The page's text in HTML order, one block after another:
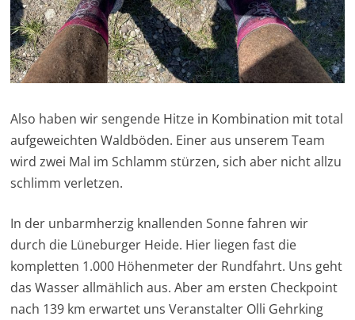
Also haben wir sengende Hitze in Kombination mit total
aufgeweichten Waldböden. Einer aus unserem Team
wird zwei Mal im Schlamm stürzen, sich aber nicht allzu
schlimm verletzen.
In der unbarmherzig knallenden Sonne fahren wir
durch die Lüneburger Heide. Hier liegen fast die
kompletten 1.000 Höhenmeter der Rundfahrt. Uns geht
das Wasser allmählich aus. Aber am ersten Checkpoint
nach 139 km erwartet uns Veranstalter Olli Gehrking